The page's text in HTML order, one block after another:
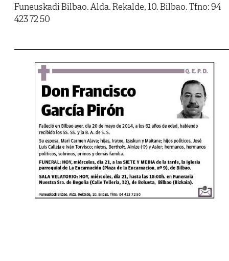
Funeuskadi Bilbao. Alda. Rekalde, 10. Bilbao. Tfno: 94
423 72 50